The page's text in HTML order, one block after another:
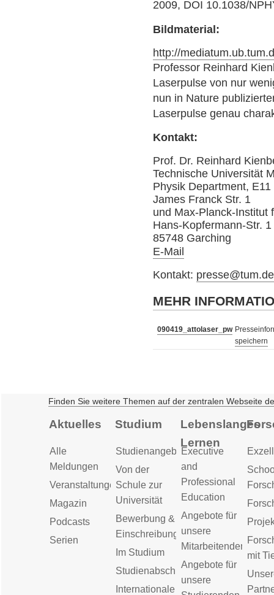
2009, DOI 10.1038/
Bildmaterial:
http://
Professor Reinhard
Laserpulse von nur
nun in Nature
Laserpulse genau
Kontakt:
Prof. Dr. Reinhard
Technische Universität
Physik Department, E11
James Franck Str. 1
und Max-Planck-Institut
Hans-Kopfermann-Str. 1
85748 Garching
E-Mail
Kontakt: presse@tum.de
MEHR
090419_attolaser_pw
speichern
Finden Sie weitere Themen auf der zentralen Webseite
Aktuelles
Alle
Meldungen
Veranstaltungen
Magazin
Podcasts
Serien
Studium
Studienangebot
Von der
Schule zur
Universität
Bewerbung &
Einschreibung
Im Studium
Studienabschluss
Internationale
Lebenslanges
Lernen
Executive
and
Professional
Education
Angebote für
unsere
Mitarbeitenden
Angebote für
unsere
mit